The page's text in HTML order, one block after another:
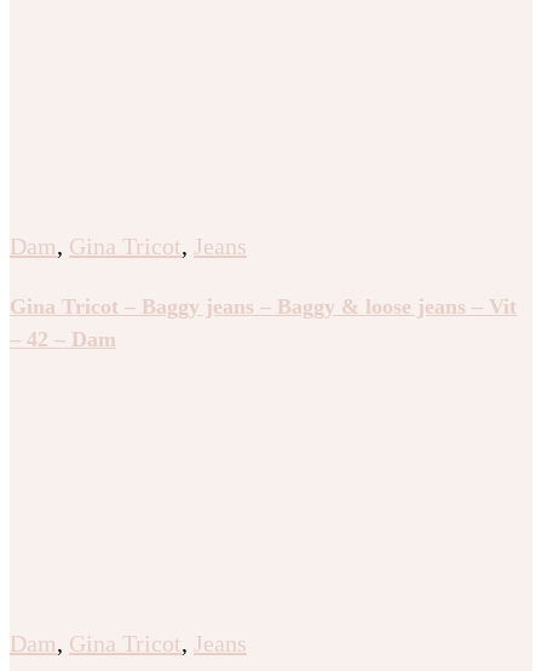
Dam, Gina Tricot, Jeans
Gina Tricot – Baggy jeans – Baggy & loose jeans – Vit
– 42 – Dam
Dam, Gina Tricot, Jeans